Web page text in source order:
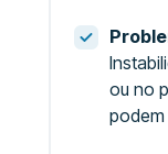
ou no